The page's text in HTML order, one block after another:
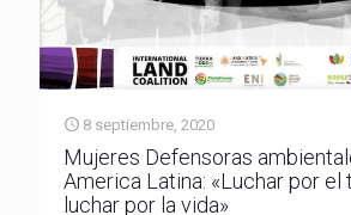
8 septiembre, 2020
Mujeres Defensoras
America Latina: «Luchar por
luchar por la vida»